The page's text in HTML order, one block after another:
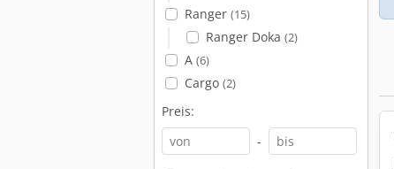
Ranger (15)
Ranger Doka (2)
A (6)
Cargo (2)
Preis:
-